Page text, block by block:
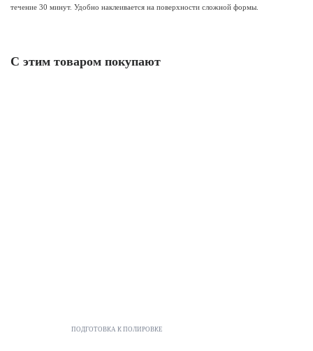
течение 30 минут. Удобно наклеивается на поверхности сложной формы.
С этим товаром покупают
ПОДГОТОВКА К ПОЛИРОВКЕ